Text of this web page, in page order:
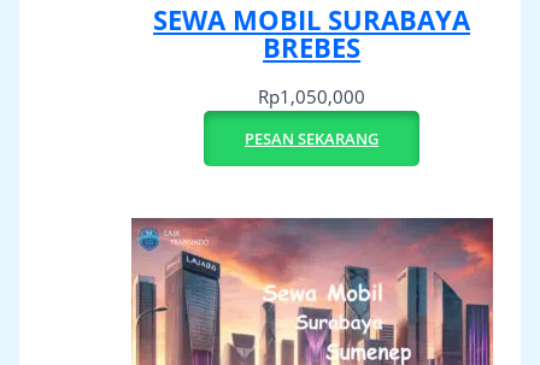
SEWA MOBIL SURABAYA
BREBES
Rp1,050,000
PESAN SEKARANG